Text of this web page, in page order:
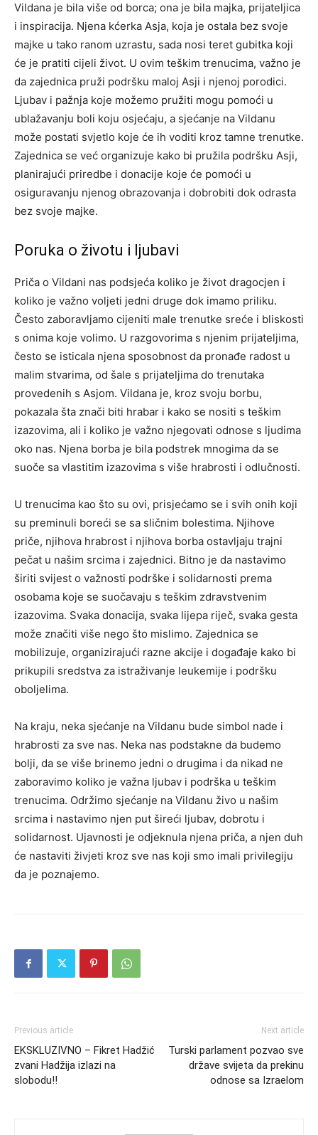
Vildana je bila više od borca; ona je bila majka, prijateljica
i inspiracija. Njena kćerka Asja, koja je ostala bez svoje
majke u tako ranom uzrastu, sada nosi teret gubitka koji
će je pratiti cijeli život. U ovim teškim trenucima, važno je
da zajednica pruži podršku maloj Asji i njenoj porodici.
Ljubav i pažnja koje možemo pružiti mogu pomoći u
ublažavanju boli koju osjećaju, a sjećanje na Vildanu
može postati svjetlo koje će ih voditi kroz tamne trenutke.
Zajednica se već organizuje kako bi pružila podršku Asji,
planirajući priredbe i donacije koje će pomoći u
osiguravanju njenog obrazovanja i dobrobiti dok odrasta
bez svoje majke.
Poruka o životu i ljubavi
Priča o Vildani nas podsjeća koliko je život dragocjen i
koliko je važno voljeti jedni druge dok imamo priliku.
Često zaboravljamo cijeniti male trenutke sreće i bliskosti
s onima koje volimo. U razgovorima s njenim prijateljima,
često se isticala njena sposobnost da pronađe radost u
malim stvarima, od šale s prijateljima do trenutaka
provedenih s Asjom. Vildana je, kroz svoju borbu,
pokazala šta znači biti hrabar i kako se nositi s teškim
izazovima, ali i koliko je važno njegovati odnose s ljudima
oko nas. Njena borba je bila podstrek mnogima da se
suoče sa vlastitim izazovima s više hrabrosti i odlučnosti.
U trenucima kao što su ovi, prisjećamo se i svih onih koji
su preminuli boreći se sa sličnim bolestima. Njihove
priče, njihova hrabrost i njihova borba ostavljaju trajni
pečat u našim srcima i zajednici. Bitno je da nastavimo
širiti svijest o važnosti podrške i solidarnosti prema
osobama koje se suočavaju s teškim zdravstvenim
izazovima. Svaka donacija, svaka lijepa riječ, svaka gesta
može značiti više nego što mislimo. Zajednica se
mobilizuje, organizirajući razne akcije i događaje kako bi
prikupili sredstva za istraživanje leukemije i podršku
oboljelima.
Na kraju, neka sjećanje na Vildanu bude simbol nade i
hrabrosti za sve nas. Neka nas podstakne da budemo
bolji, da se više brinemo jedni o drugima i da nikad ne
zaboravimo koliko je važna ljubav i podrška u teškim
trenucima. Održimo sjećanje na Vildanu živo u našim
srcima i nastavimo njen put šireći ljubav, dobrotu i
solidarnost. Ujavnosti je odjeknula njena priča, a njen duh
će nastaviti živjeti kroz sve nas koji smo imali privilegiju
da je poznajemo.
Previous article
EKSKLUZIVNO – Fikret Hadžić
zvani Hadžija izlazi na
slobodu!!
Next article
Turski parlament pozvao sve
države svijeta da prekinu
odnose sa Izraelom